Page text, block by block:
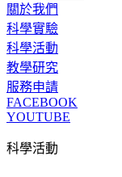
關於我們
科學實驗
科學活動
教學研究
服務申請
FACEBOOK
YOUTUBE
科學活動